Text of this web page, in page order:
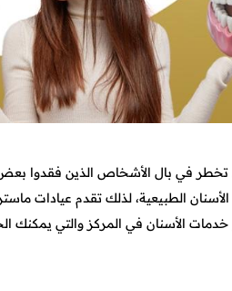
تخطر في بال الأشخاص الذين فقدوا
الطبيعية، لذلك تقدم عيادات
خدمات الأسنان في المركز والتي يمكنك